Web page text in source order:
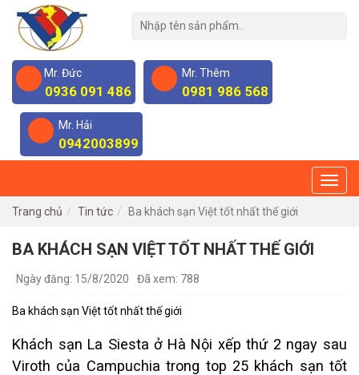
Mr. Đức
0936 091 486
Mr. Thêm
0981 986 568
Mr. Hải
0942003899
Trang chủ Tin tức Ba khách sạn Việt tốt nhất thế giới
BA KHÁCH SẠN VIỆT TỐT NHẤT THẾ GIỚI
Ngày đăng: 15/8/2020 Đã xem: 788
Ba khách sạn Việt tốt nhất thế giới
Khách sạn La Siesta ở Hà Nội xếp thứ 2 ngay sau
Viroth của Campuchia trong top 25 khách sạn tốt